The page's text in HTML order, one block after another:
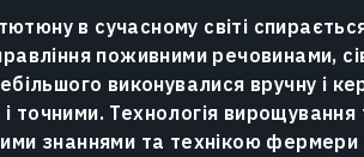
в сучасному світі
поживними речовинами,
виконувалися вручну і
точними. Технологія
знаннями та технікою